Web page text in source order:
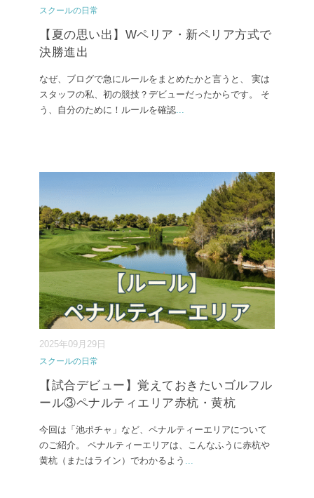
スクールの日常
【夏の思い出】Wペリア・新ペリア方式で
決勝進出
なぜ、ブログで急にルールをまとめたかと言うと、 実は
スタッフの私、初の競技？デビューだったからです。 そ
う、自分のために！ルールを確認...
2025年09月29日
スクールの日常
【試合デビュー】覚えておきたいゴルフル
ール③ペナルティエリア赤杭・黄杭
今回は「池ポチャ」など、ペナルティーエリアについて
のご紹介。 ペナルティーエリアは、こんなふうに赤杭や
黄杭（またはライン）でわかるよう ...